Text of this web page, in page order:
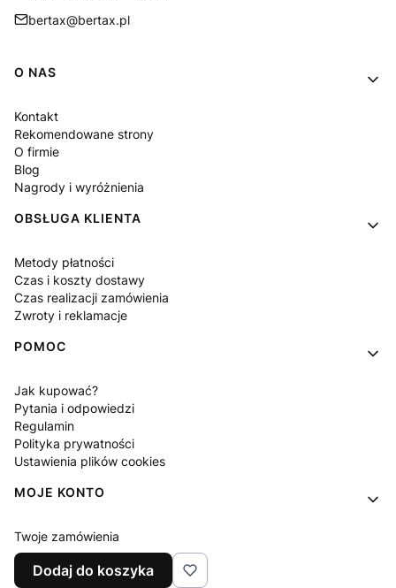
bertax@bertax.pl
Linki w stopce
O NAS
Kontakt
Rekomendowane strony
O firmie
Blog
Nagrody i wyróżnienia
OBSŁUGA KLIENTA
Metody płatności
Czas i koszty dostawy
Czas realizacji zamówienia
Zwroty i reklamacje
POMOC
Jak kupować?
Pytania i odpowiedzi
Regulamin
Polityka prywatności
Ustawienia plików cookies
MOJE KONTO
Twoje zamówienia
Ustawienia konta
Ulubione
Dodaj do koszyka